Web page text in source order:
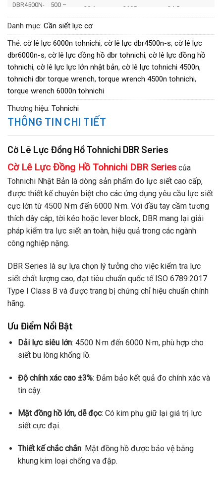
DBR4500N-
500 –
38.1 3195 24.5
DBR6000N-
(S)
600 –
6000
44.5
Danh mục: Cần siết lực cơ
Thẻ: cờ lê lực 6000n tohnichi, cờ lê lực dbr4500n-s, cờ lê lực
dbr6000n-s, cờ lê lực đồng hồ dbr tohnichi, cờ lê lực đồng hồ
tohnichi, cờ lê lực lực lớn nhật bản, cờ lê lực tohnichi 4500n,
tohnichi dbr torque wrench, torque wrench 4500n tohnichi,
torque wrench 6000n tohnichi
Thương hiệu: Tohnichi
THÔNG TIN CHI TIẾT
Cờ Lê Lực Đồng Hồ Tohnichi DBR Series
Cờ Lê Lực Đồng Hồ Tohnichi DBR Series của
Tohnichi Nhật Bản là dòng sản phẩm đo lực siết cao cấp,
được thiết kế chuyên biệt cho các ứng dụng yêu cầu lực siết
cực lớn từ 4500 N·m đến 6000 N·m. Với đầu tay cầm tương
thích dây cáp, tời kéo hoặc lever block, DBR mang lại giải
pháp kiểm tra lực siết an toàn, hiệu quả trong các ngành
công nghiệp nặng.
DBR Series là sự lựa chọn lý tưởng cho việc kiểm tra lực
siết chất lượng cao, đạt tiêu chuẩn quốc tế ISO 6789:2017
Type I Class B và được trang bị chứng chỉ hiệu chuẩn chính
hãng.
Ưu Điểm Nổi Bật
Dải lực siêu lớn: 4500 N·m đến 6000 N·m, phù hợp cho
siết bu lông khổng lồ.
Độ chính xác cao ±3%: Đảm bảo kết quả đo chính xác và
tin cậy.
Mặt đồng hồ lớn, dễ đọc: Có kim phụ giữ lại giá trị lực
siết cực đại.
Thiết kế chắc chắn: Mặt đồng hồ được bảo vệ bằng
khung kim loại chống va đập.